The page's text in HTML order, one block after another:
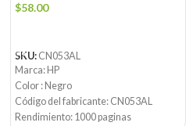
$58.00
SKU: CN053AL
Marca: HP
Color : Negro
Código del fabricante: CN053AL
Rendimiento: 1000 paginas